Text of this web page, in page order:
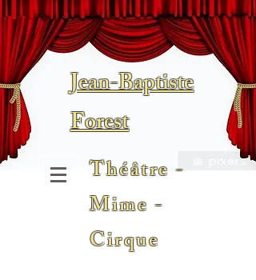
Jean-Baptiste
Forest
Théâtre -
Mime -
Cirque